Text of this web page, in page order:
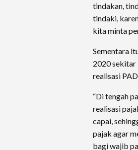
tindakan,
tindaki,
kita minta
Sementara
2020 sekitar
realisasi
“Di tengah
realisasi
capai,
pajak agar
bagi wajib